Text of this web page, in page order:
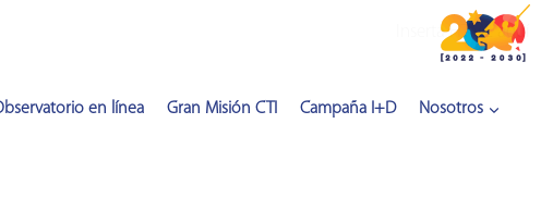
Inserta HTML aquí
en línea Gran Misión CTI Campaña I+D Nosotros